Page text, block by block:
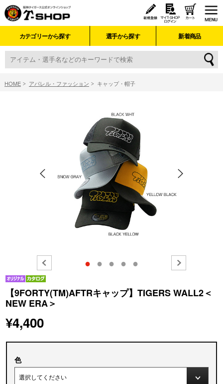
カテゴリーから探す 選手から探す 新着商品
HOME アパレル・ファッション キャップ・帽子
● ● ● ● ●
【9FORTY(TM)AFTRキャップ】TIGERS WALL2＜
NEW ERA＞
¥4,400
色